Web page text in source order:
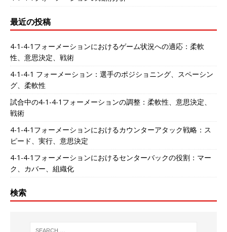
最近の投稿
4-1-4-1フォーメーションにおけるゲーム状況への適応：柔軟
性、意思決定、戦術
4-1-4-1 フォーメーション：選手のポジショニング、スペーシン
グ、柔軟性
試合中の4-1-4-1フォーメーションの調整：柔軟性、意思決定、
戦術
4-1-4-1フォーメーションにおけるカウンターアタック戦略：ス
ピード、実行、意思決定
4-1-4-1フォーメーションにおけるセンターバックの役割：マー
ク、カバー、組織化
検索